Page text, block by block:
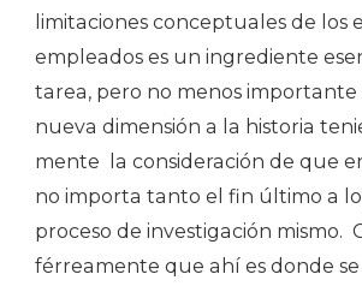
limitaciones conceptuales de los
empleados es un ingrediente
tarea, pero no menos importante
nueva dimensión a la historia
mente la consideración de que
no importa tanto el fin último a
proceso de investigación mismo.
férreamente que ahí es donde